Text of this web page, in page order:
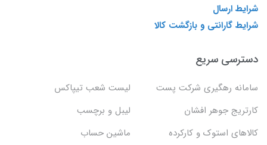
شرایط ارسال
شرایط گارانتی و بازگشت کالا
دسترسی سریع
سامانه رهگیری شرکت پست
لیست شعب تیپاکس
کارتریج جوهر افشان
لیبل و برچسب
کالاهای استوک و کارکرده
ماشین حساب